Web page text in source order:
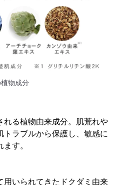
物成分
れる植物由来成分。肌荒れや
ラブルから保護し、敏感に
す。
用いられてきたドクダミ由来